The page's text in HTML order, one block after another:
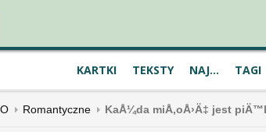
KARTKI TEKSTY NAJ... TAGI
Romantyczne KaÅ¼da miÅ‚oÅ›Ä‡ jest